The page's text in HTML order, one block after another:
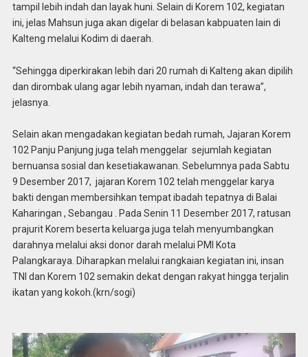
tampil lebih indah dan layak huni. Selain di Korem 102, kegiatan
ini, jelas Mahsun juga akan digelar di belasan kabpuaten lain di
Kalteng melalui Kodim di daerah.
“Sehingga diperkirakan lebih dari 20 rumah di Kalteng akan dipilih
dan dirombak ulang agar lebih nyaman, indah dan terawa”,
jelasnya.
Selain akan mengadakan kegiatan bedah rumah, Jajaran Korem
102 Panju Panjung juga telah menggelar sejumlah kegiatan
bernuansa sosial dan kesetiakawanan. Sebelumnya pada Sabtu
9 Desember 2017, jajaran Korem 102 telah menggelar karya
bakti dengan membersihkan tempat ibadah tepatnya di Balai
Kaharingan , Sebangau . Pada Senin 11 Desember 2017, ratusan
prajurit Korem beserta keluarga juga telah menyumbangkan
darahnya melalui aksi donor darah melalui PMI Kota
Palangkaraya. Diharapkan melalui rangkaian kegiatan ini, insan
TNI dan Korem 102 semakin dekat dengan rakyat hingga terjalin
ikatan yang kokoh.(krn/sogi)